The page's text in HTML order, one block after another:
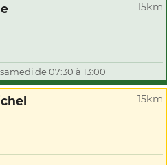
15km
de 07:30 à 13:00
15km